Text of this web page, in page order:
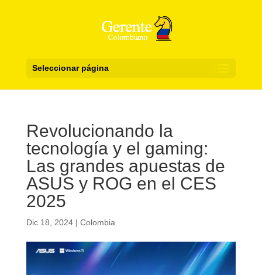
Seleccionar página
Revolucionando la
tecnología y el gaming:
Las grandes apuestas de
ASUS y ROG en el CES
2025
Dic 18, 2024| Colombia